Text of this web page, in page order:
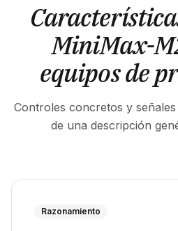
MiniMax-
equipos de
Controles concretos y
de una descripción
Razonamiento